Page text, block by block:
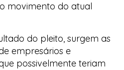
movimento do atual
do pleito, surgem as
empresários e
possivelmente teriam